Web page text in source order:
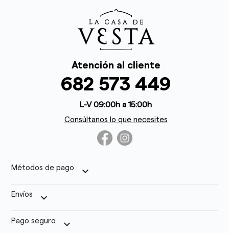
Atención al cliente
682 573 449
L-V 09:00h a 15:00h
Consúltanos lo que necesites
Métodos de pago keyboard_arrow_down
Envíos keyboard_arrow_down
Pago seguro keyboard_arrow_down